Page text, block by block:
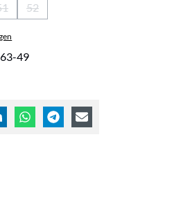
nicht verfügbar.)
zurzeit nicht verfügbar.)
Option ist zurzeit nicht verfügbar.)
(Diese Option ist zurzeit nicht verfügbar.)
52
(Diese Option ist zurzeit nicht
49